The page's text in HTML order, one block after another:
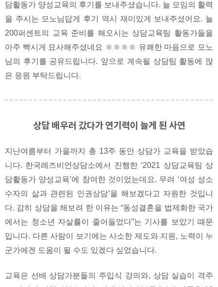
담활동가 양성교육의 후기를 보내주셨습니다. 늘 모임의 활력
을 주시는 모노님답게 후기 역시 재미있게 보내주셨어요. 늘
200퍼센트의 교육 준비를 해오시는 상담교육팀 활동가들을
아주 빡시게 묘사해주셨네요 ㅎㅎㅎㅎ 유쾌한 마음으로 모노
님의 후기를 공유드립니다. 앞으로 계속될 상담팀 활동에 많
은 응원 부탁드립니다.
상담 배우러 갔다가 연기력이 늘게 된 사연
지난여름부터 가을까지 총 13주 동안 상담가 교육을 받았습
니다. 한국레즈비언상담소에서 진행한 ‘2021 상담교육팀 상
담활동가 양성교육’에 참여한 것이었는데요. 무려 ‘여성 성소
수자의 삶과 관련된 인권상담’을 해보겠다고 자원한 것입니
다. 감히 상담을 해보려 한 이유는 “동성결혼을 법제화한 국가
에서는 청소년 자살률이 줄어들었다”는 기사를 보았기 때문
입니다. 다른 사람이 보기에는 사소한 제도와 지원, 노력이 누
군가에겐 도움이 될 수도 있겠다 싶었습니다.
교육은 선배 상담가분들의 주입식 강의와, 상담 실습이 격주